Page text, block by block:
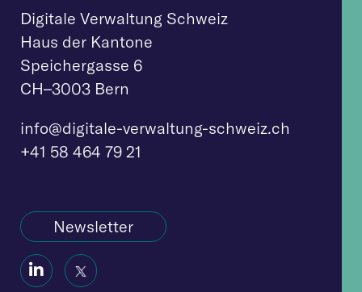
Digitale Verwaltung Schweiz
Haus der Kantone
Speichergasse 6
CH–3003 Bern
info@digitale-verwaltung-schweiz.ch
+41 58 464 79 21
Newsletter
Social Social